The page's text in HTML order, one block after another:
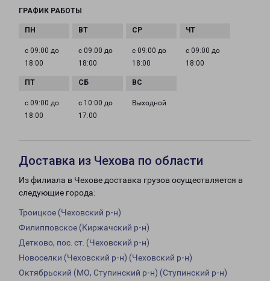
ГРАФИК РАБОТЫ
с 09:00 до
18:00
с 09:00 до
18:00
с 09:00 до
18:00
с 09:00 до
18:00
с 09:00 до
18:00
с 10:00 до
17:00
Выходной
Доставка из Чехова по области
Из филиала в Чехове доставка грузов осуществляется в
следующие города:
Троицкое (Чеховский р-н)
Филипповское (Киржачский р-н)
Детково, пос. ст. (Чеховский р-н)
Новоселки (Чеховский р-н) (Чеховский р-н)
Октябрьский (МО, Ступинский р-н) (Ступинский р-н)